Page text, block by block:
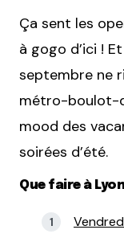
Ça sent les
à gogo d’ici !
septembre ne
métro-boulot-
mood des
soirées d’été.
Que faire à